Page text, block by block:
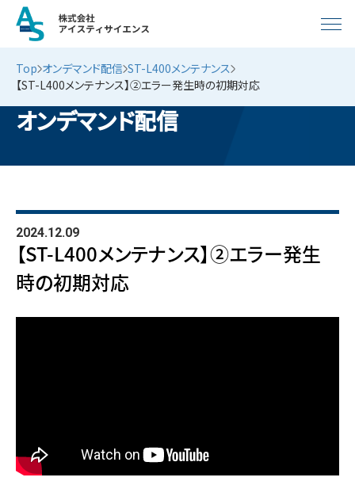
Top オンデマンド配信 ST-L400メンテナンス
【ST-L400メンテナンス】②エラー発生時の初期対応
オンデマンド配信
2024.12.09
【ST-L400メンテナンス】②エラー発生
時の初期対応